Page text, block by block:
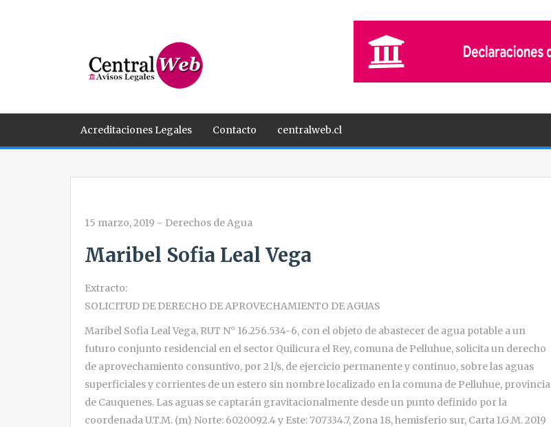
Acreditaciones Legales Contacto centralweb.cl
15 marzo, 2019 - Derechos de Agua
Maribel Sofia Leal Vega
Extracto:
SOLICITUD DE DERECHO DE APROVECHAMIENTO DE AGUAS
Maribel Sofia Leal Vega, RUT N° 16.256.534-6, con el objeto de abastecer de agua potable a un
futuro conjunto residencial en el sector Quilicura el Rey, comuna de Pelluhue, solicita un derecho
de aprovechamiento consuntivo, por 2 l/s, de ejercicio permanente y continuo, sobre las aguas
superficiales y corrientes de un estero sin nombre localizado en la comuna de Pelluhue, provincia
de Cauquenes. Las aguas se captarán gravitacionalmente desde un punto definido por la
coordenada U.T.M. (m) Norte: 6020092.4 y Este: 707334.7, Zona 18, hemisferio sur, Carta I.G.M. 2019